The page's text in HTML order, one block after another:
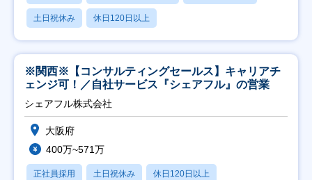
土日祝休み 休日120日以上
※関西※【コンサルティングセールス】キャリアチ
ェンジ可！／自社サービス『シェアフル』の営業
シェアフル株式会社
大阪府
400万~571万
正社員採用 土日祝休み 休日120日以上